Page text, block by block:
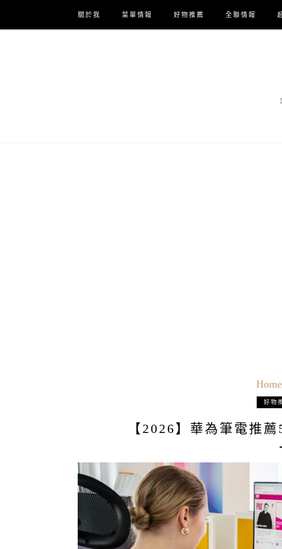
關於我 菜單情報 好物推薦 全聯情報
Home
好物
【2026】華為筆電推